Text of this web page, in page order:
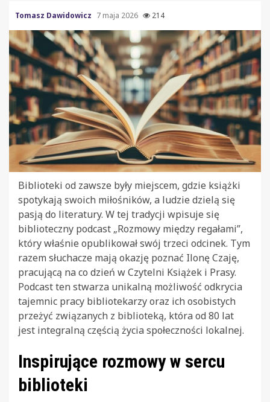
Tomasz Dawidowicz 7 maja 2026 214
Biblioteki od zawsze były miejscem, gdzie książki
spotykają swoich miłośników, a ludzie dzielą się
pasją do literatury. W tej tradycji wpisuje się
biblioteczny podcast „Rozmowy między regałami”,
który właśnie opublikował swój trzeci odcinek. Tym
razem słuchacze mają okazję poznać Ilonę Czaję,
pracującą na co dzień w Czytelni Książek i Prasy.
Podcast ten stwarza unikalną możliwość odkrycia
tajemnic pracy bibliotekarzy oraz ich osobistych
przeżyć związanych z biblioteką, która od 80 lat
jest integralną częścią życia społeczności lokalnej.
Inspirujące rozmowy w sercu
biblioteki